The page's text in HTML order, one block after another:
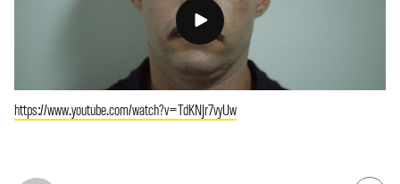
https://www.youtube.com/watch?v=TdKNJr7vyUw